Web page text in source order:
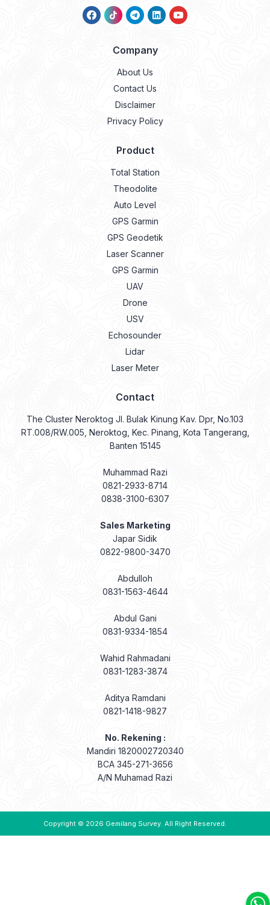
Company
About Us
Contact Us
Disclaimer
Privacy Policy
Product
Total Station
Theodolite
Auto Level
GPS Garmin
GPS Geodetik
Laser Scanner
GPS Garmin
UAV
Drone
USV
Echosounder
Lidar
Laser Meter
Contact
The Cluster Neroktog Jl. Bulak Kinung Kav. Dpr, No.103
RT.008/RW.005, Neroktog, Kec. Pinang, Kota Tangerang,
Banten 15145
Muhammad Razi
0821-2933-8714
0838-3100-6307
Sales Marketing
Japar Sidik
0822-9800-3470
Abdulloh
0831-1563-4644
Abdul Gani
0831-9334-1854
Wahid Rahmadani
0831-1283-3874
Aditya Ramdani
0821-1418-9827
No. Rekening :
Mandiri 1820002720340
BCA 345-271-3656
A/N Muhamad Razi
Copyright © 2026 Gemilang Survey. All Right Reserved.